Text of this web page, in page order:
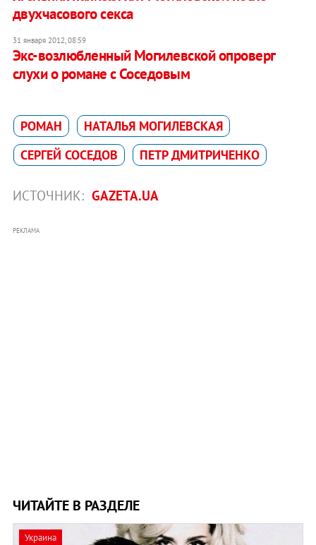
двухчасового секса
31 января 2012, 08:59
Экс-возлюбленный Могилевской опроверг
слухи о романе с Соседовым
РОМАН
НАТАЛЬЯ МОГИЛЕВСКАЯ
СЕРГЕЙ СОСЕДОВ
ПЕТР ДМИТРИЧЕНКО
ИСТОЧНИК: GAZETA.UA
РЕКЛАМА
ЧИТАЙТЕ В РАЗДЕЛЕ
Украина